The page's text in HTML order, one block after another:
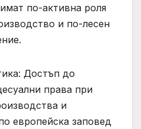
по-активна роля
и по-лесен
Достъп до
права при
и
европейска заповед